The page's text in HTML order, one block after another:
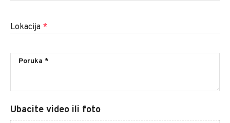
Lokacija *
Ubacite video ili foto